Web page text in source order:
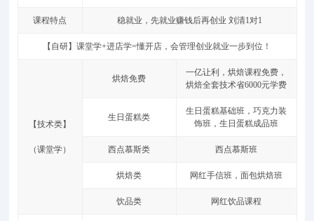
课程特点 稳就业，先就业赚钱后再创业 刘清1对1
【自研】课堂学+进店学=懂开店，会管理创业就业一步到位！
【技术类】
（课堂学）
烘焙免费
一亿让利，烘焙课程免费，
烘焙全套技术省6000元学费
生日蛋糕类
生日蛋糕基础班，巧克力装
饰班，生日蛋糕成品班
西点慕斯类 西点慕斯班
烘焙类 网红手信班，面包烘焙班
饮品类 网红饮品课程